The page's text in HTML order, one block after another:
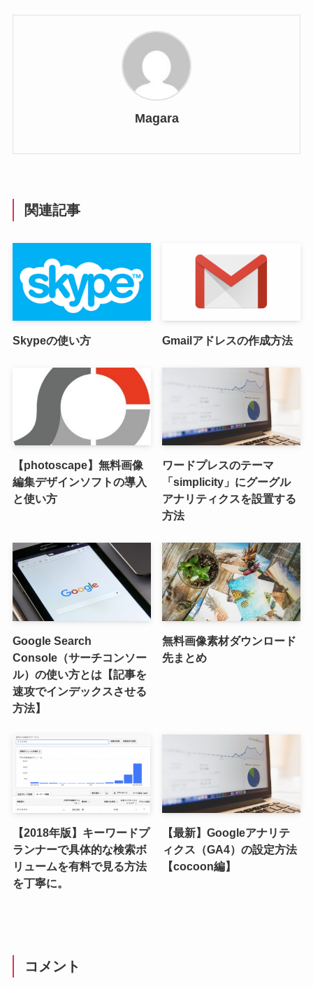
Magara
関連記事
Skypeの使い方 Gmailアドレスの作成方法
【photoscape】無料画像
編集デザインソフトの導入
と使い方
ワードプレスのテーマ
「simplicity」にグーグル
アナリティクスを設置する
方法
Google Search
Console（サーチコンソー
ル）の使い方とは【記事を
速攻でインデックスさせる
方法】
無料画像素材ダウンロード
先まとめ
【2018年版】キーワードプ
ランナーで具体的な検索ボ
リュームを有料で見る方法
を丁寧に。
【最新】Googleアナリテ
ィクス（GA4）の設定方法
【cocoon編】
コメント